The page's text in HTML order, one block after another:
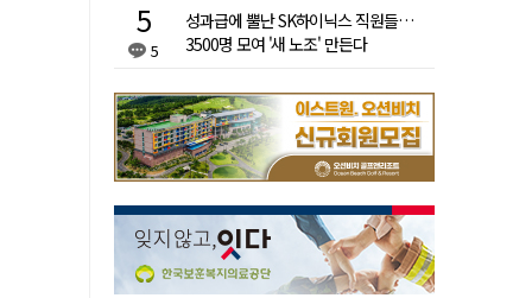
5
성과급에 뿔난 SK하이닉스 직원들…
3500명 모여 '새 노조' 만든다